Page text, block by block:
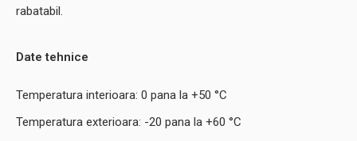
rabatabil.
Date tehnice
Temperatura interioara: 0 pana la +50 °C
Temperatura exterioara: -20 pana la +60 °C